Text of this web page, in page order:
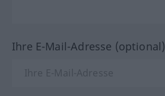
Ihre E-Mail-Adresse (optional)